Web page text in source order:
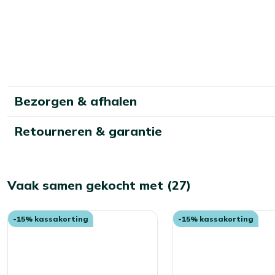
Bezorgen & afhalen
Retourneren & garantie
Vaak samen gekocht met (27)
-15% kassakorting -15% kassakorting